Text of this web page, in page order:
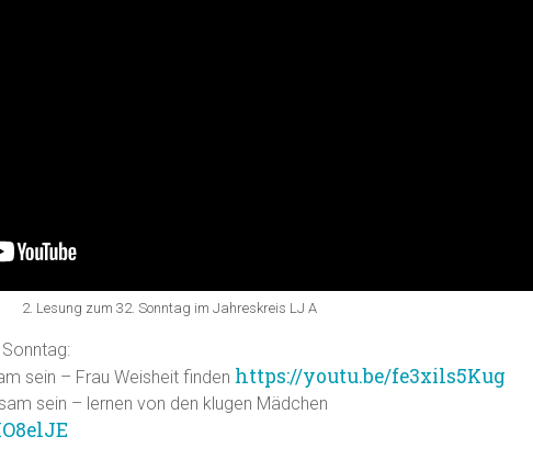
2. Lesung zum 32. Sonntag im Jahreskreis LJ A
sein – Frau Weisheit finden https://youtu.be/fe3xils5Kug
sein – lernen von den klugen Mädchen